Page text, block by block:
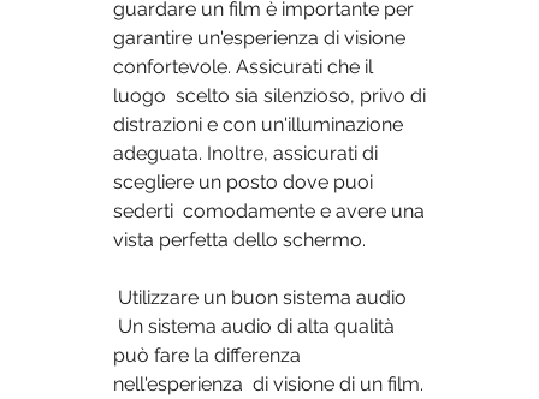
guardare un film è importante per
garantire un'esperienza di visione
confortevole. Assicurati che il
luogo  scelto sia silenzioso, privo di
distrazioni e con un'illuminazione
adeguata. Inoltre, assicurati di
scegliere un posto dove puoi
sederti  comodamente e avere una
vista perfetta dello schermo.
Utilizzare un buon sistema audio
può fare la differenza
nell'esperienza  di visione di un film.